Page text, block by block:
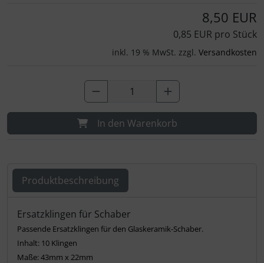
8,50 EUR
0,85 EUR pro Stück
inkl. 19 % MwSt. zzgl. Versandkosten
In den Warenkorb
Produktbeschreibung
Produktbeschreibung
Ersatzklingen für Schaber
Passende Ersatzklingen für den Glaskeramik-Schaber.
Inhalt: 10 Klingen
Maße: 43mm x 22mm